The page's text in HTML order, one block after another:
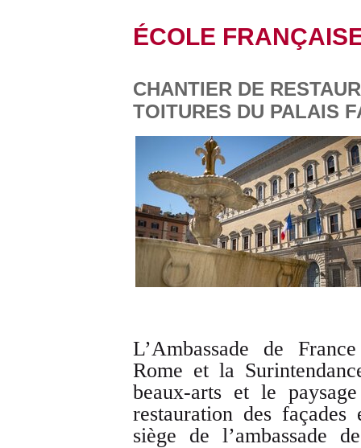
ÉCOLE
CHANTIER DE
TOITURES DU PALAIS
L’Ambassade de
Rome et la
beaux-arts et le
restauration des
siège de l’ambassade